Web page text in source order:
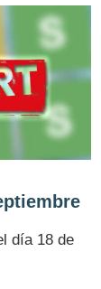
día 18 de